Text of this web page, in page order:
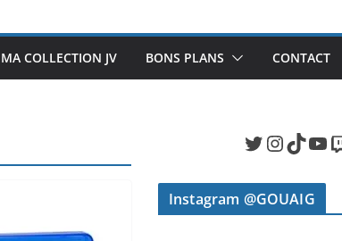
MA COLLECTION JV BONS PLANS CONTACT
Twitter InstagramTikTok YouTube Twitch
Instagram @GOUAIG